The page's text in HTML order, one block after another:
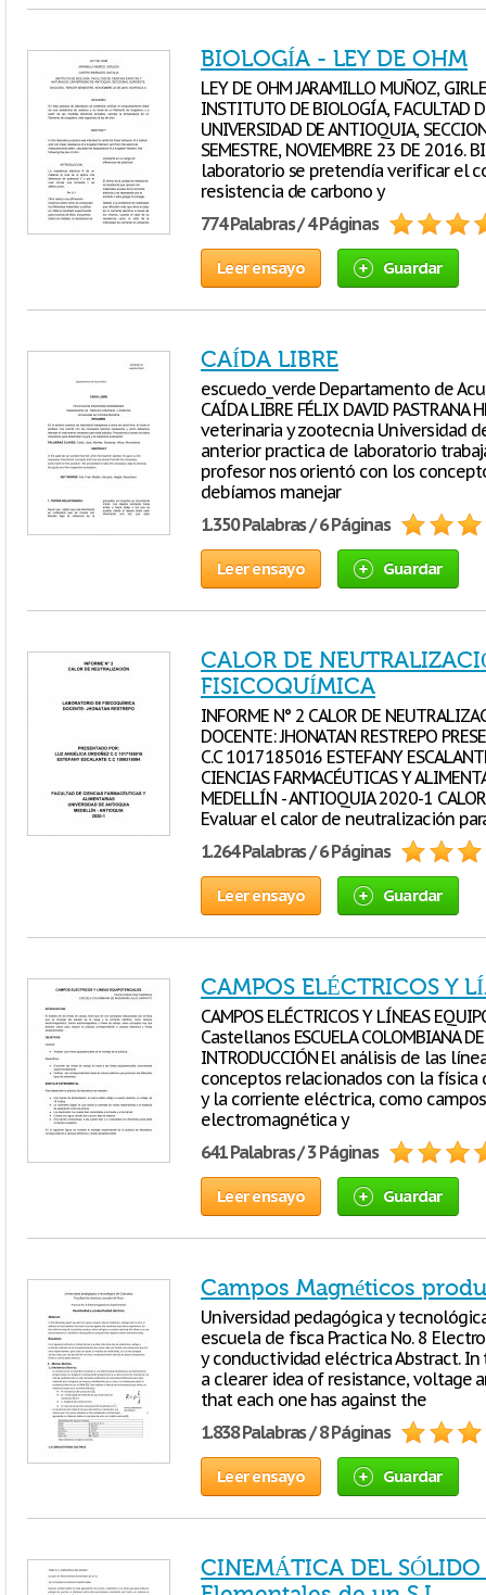
BIOLOGÍA - LEY DE OHM
LEY DE OHM JARAMILLO MUÑOZ,
INSTITUTO DE BIOLOGÍA, FACULTAD
UNIVERSIDAD DE ANTIOQUIA,
SEMESTRE, NOVIEMBRE 23 DE 2016.
laboratorio se pretendía verificar el
resistencia de carbono y
774 Palabras / 4 Páginas
Leer ensayo Guardar
CAÍDA LIBRE
escuedo_verde Departamento de
CAÍDA LIBRE FÉLIX DAVID
veterinaria y zootecnia Universidad
anterior practica de laboratorio
profesor nos orientó con los
debíamos manejar
1.350 Palabras / 6 Páginas
Leer ensayo Guardar
CALOR DE
FISICOQUÍMICA
INFORME N° 2 CALOR DE
DOCENTE: JHONATAN RESTREPO
C.C 1017185016 ESTEFANY
CIENCIAS FARMACÉUTICAS Y
MEDELLÍN - ANTIOQUIA 2020-1
Evaluar el calor de neutralización
1.264 Palabras / 6 Páginas
Leer ensayo Guardar
CAMPOS ELÉCTRICOS Y
CAMPOS ELÉCTRICOS Y LÍNEAS
Castellanos ESCUELA COLOMBIANA
INTRODUCCIÓN El análisis de las
conceptos relacionados con la física
y la corriente eléctrica, como
electromagnética y
641 Palabras / 3 Páginas
Leer ensayo Guardar
Campos Magnéticos
Universidad pedagógica y
escuela de fisca Practica No. 8
y conductividad eléctrica Abstract.
a clearer idea of ​​resistance, voltage
that each one has against the
1.838 Palabras / 8 Páginas
Leer ensayo Guardar
CINEMÁTICA DEL